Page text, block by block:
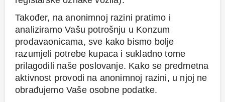
Također, na anonimnoj razini pratimo i
analiziramo Vašu potrošnju u Konzum
prodavaonicama, sve kako bismo bolje
razumjeli potrebe kupaca i sukladno tome
prilagodili naše poslovanje. Kako se predmetna
aktivnost provodi na anonimnoj razini, u njoj ne
obrađujemo Vaše osobne podatke.